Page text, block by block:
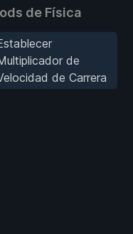
de Física
de
de Carrera